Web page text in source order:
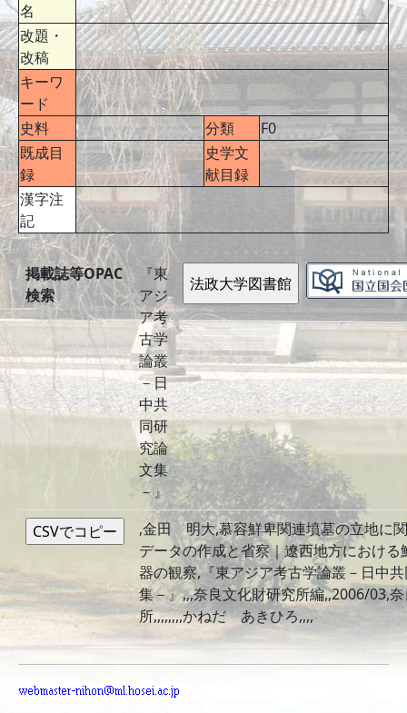
名
改題・
改稿
キーワ
ード
史料
分類
F0
既成目
録
史学文
献目録
漢字注
記
掲載誌等OPAC
検索
『東
アジ
ア考
古学
論叢
－日
中共
同研
究論
文集
－』
,金田 明大,慕容鮮卑関連墳墓の立地に
データの作成と省察｜遼西地方における
器の観察,『東アジア考古学論叢－日中
集－』,,,奈良文化財研究所編,,2006/03,
所,,,,,,,,かねだ あきひろ,,,,